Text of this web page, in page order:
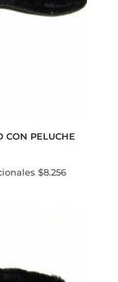
CON PELUCHE
$8.256